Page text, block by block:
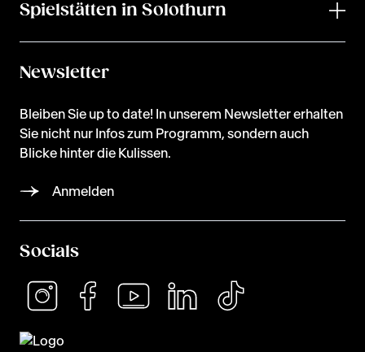
Spielstätten in Solothurn
Newsletter
Bleiben Sie up to date! In unserem Newsletter erhalten
Sie nicht nur Infos zum Programm, sondern auch
Blicke hinter die Kulissen.
Anmelden
Socials